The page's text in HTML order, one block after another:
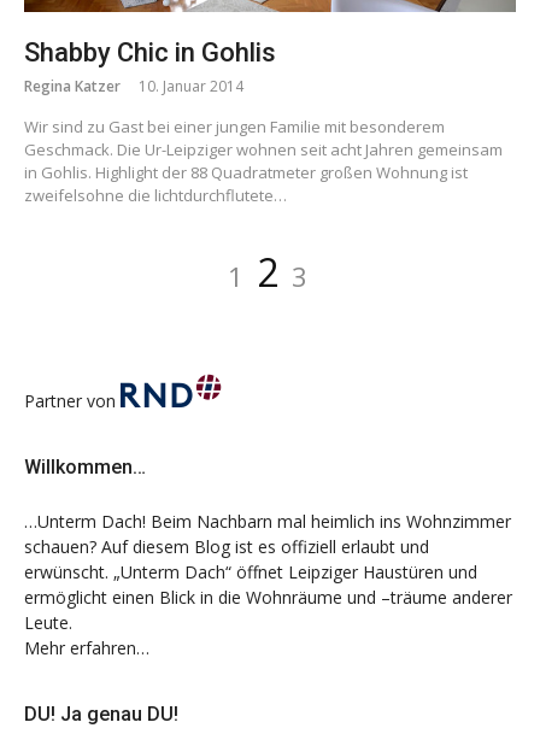
Shabby Chic in Gohlis
Regina Katzer 10. Januar 2014
Wir sind zu Gast bei einer jungen Familie mit besonderem
Geschmack. Die Ur-Leipziger wohnen seit acht Jahren gemeinsam
in Gohlis. Highlight der 88 Quadratmeter großen Wohnung ist
zweifelsohne die lichtdurchflutete…
Beitragsnavigation
Seite
1 Seite
2 Seite
3
Partner von
Willkommen…
…Unterm Dach! Beim Nachbarn mal heimlich ins Wohnzimmer
schauen? Auf diesem Blog ist es offiziell erlaubt und
erwünscht. „Unterm Dach“ öffnet Leipziger Haustüren und
ermöglicht einen Blick in die Wohnräume und –träume anderer
Leute.
Mehr erfahren…
DU! Ja genau DU!